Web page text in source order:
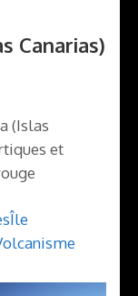
Canarias)
(Islas
et
Île